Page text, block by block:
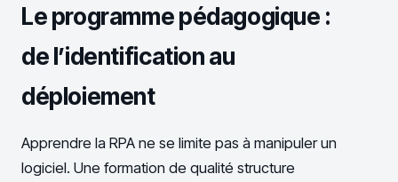
Le programme pédagogique :
de l’identification au
déploiement
Apprendre la RPA ne se limite pas à manipuler un
logiciel. Une formation de qualité structure